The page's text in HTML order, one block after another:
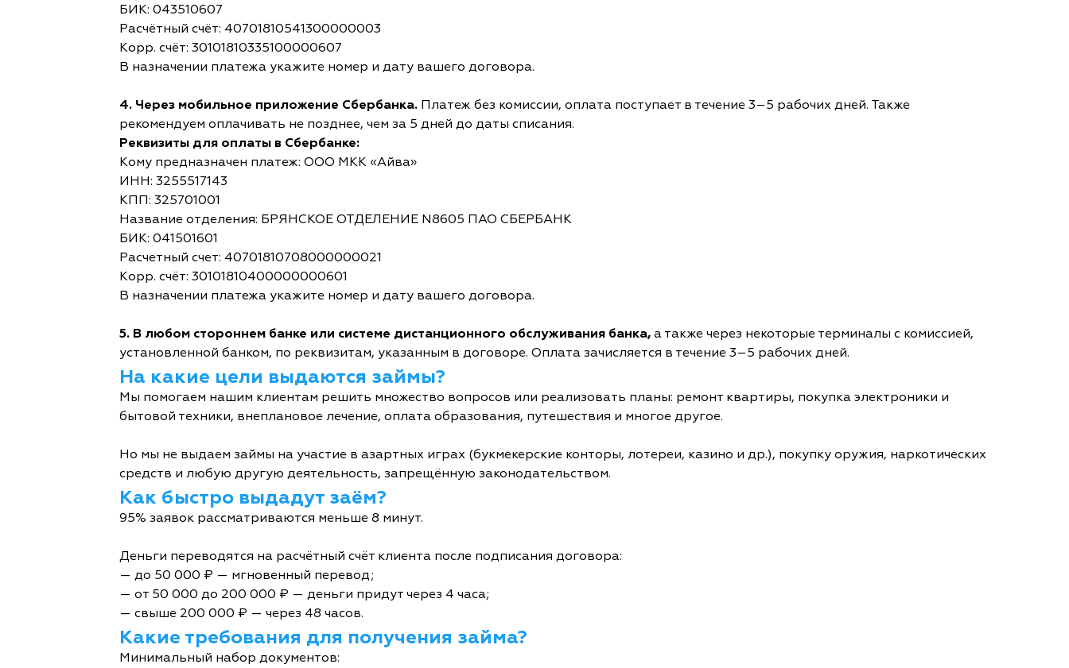
БИК: 043510607
Расчётный счёт: 40701810541300000003
Корр. счёт: 30101810335100000607
В назначении платежа укажите номер и дату вашего договора.
4. Через мобильное приложение Сбербанка. Платеж без комиссии, оплата поступает в течение 3–5 рабочих дней. Также
рекомендуем оплачивать не позднее, чем за 5 дней до даты списания.
Реквизиты для оплаты в Сбербанке:
Кому предназначен платеж: ООО МКК «Айва»
ИНН: 3255517143
КПП: 325701001
Название отделения: БРЯНСКОЕ ОТДЕЛЕНИЕ N8605 ПАО СБЕРБАНК
БИК: 041501601
Расчетный счет: 40701810708000000021
Корр. счёт: 30101810400000000601
В назначении платежа укажите номер и дату вашего договора.
5. В любом стороннем банке или системе дистанционного обслуживания банка, а также через некоторые терминалы с комиссией,
установленной банком, по реквизитам, указанным в договоре. Оплата зачисляется в течение 3–5 рабочих дней.
На какие цели выдаются займы?
Мы помогаем нашим клиентам решить множество вопросов или реализовать планы: ремонт квартиры, покупка электроники и
бытовой техники, внеплановое лечение, оплата образования, путешествия и многое другое.
Но мы не выдаем займы на участие в азартных играх (букмекерские конторы, лотереи, казино и др.), покупку оружия, наркотических
средств и любую другую деятельность, запрещённую законодательством.
Как быстро выдадут заём?
95% заявок рассматриваются меньше 8 минут.
Деньги переводятся на расчётный счёт клиента после подписания договора:
— до 50 000 ₽ — мгновенный перевод;
— от 50 000 до 200 000 ₽ — деньги придут через 4 часа;
— свыше 200 000 ₽ — через 48 часов.
Какие требования для получения займа?
Минимальный набор документов: